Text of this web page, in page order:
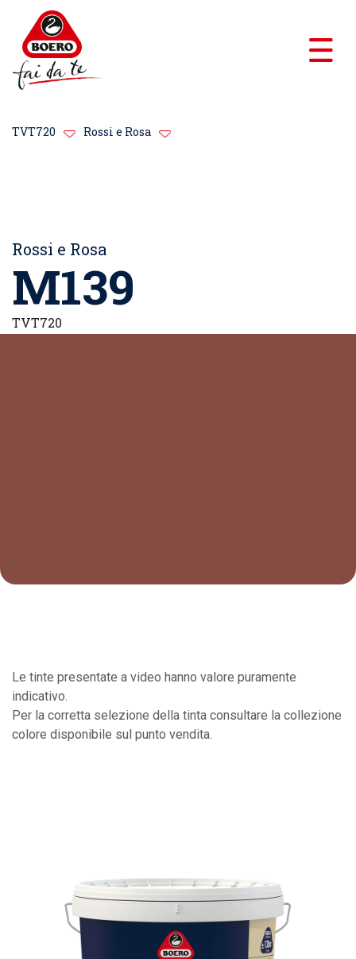
TVT720 Rossi e Rosa
Rossi e Rosa
M139
TVT720
Le tinte presentate a video hanno valore puramente
indicativo.
Per la corretta selezione della tinta consultare la collezione
colore disponibile sul punto vendita.